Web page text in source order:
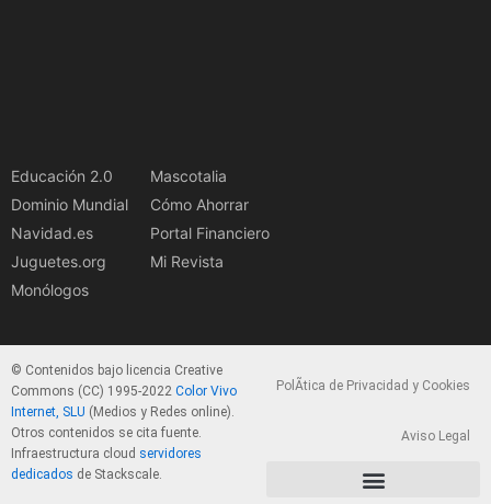
Educación 2.0
Dominio Mundial
Navidad.es
Juguetes.org
Monólogos
Mascotalia
Cómo Ahorrar
Portal Financiero
Mi Revista
© Contenidos bajo licencia Creative
Commons (CC) 1995-2022 Color Vivo
Internet, SLU (Medios y Redes online).
Otros contenidos se cita fuente.
Infraestructura cloud servidores
dedicados de Stackscale.
PolÃ­tica de Privacidad y Cookies
Aviso Legal